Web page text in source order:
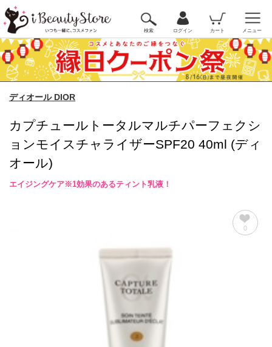
検索 ログイン カート メニュー
ディオール DIOR
カプチュールトータルマルチパーフェクシ
ョンモイスチャライザーSPF20 40ml (ディ
オール)
エイジングケア※1効果のあるティント乳液！
0